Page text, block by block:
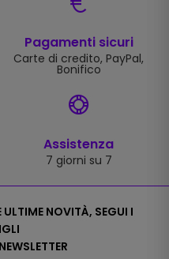
Pagamenti sicuri
Carte di credito, PayPal,
Bonifico
Assistenza
7 giorni su 7
NOVITÀ, SEGUI I